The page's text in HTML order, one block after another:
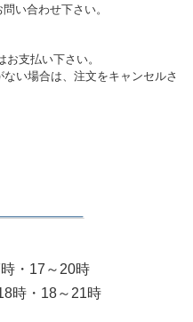
い合わせ下さい。
支払い下さい。
い場合は、注文をキャンセルさ
・17～20時
時・18～21時